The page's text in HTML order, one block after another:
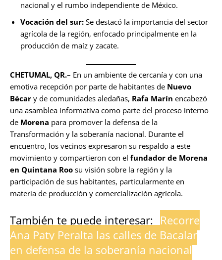
nacional y el rumbo independiente de México.
Vocación del sur: Se destacó la importancia del sector
agrícola de la región, enfocado principalmente en la
producción de maíz y zacate.
CHETUMAL, QR.– En un ambiente de cercanía y con una
emotiva recepción por parte de habitantes de Nuevo
Bécar y de comunidades aledañas, Rafa Marín encabezó
una asamblea informativa como parte del proceso interno
de Morena para promover la defensa de la
Transformación y la soberanía nacional. Durante el
encuentro, los vecinos expresaron su respaldo a este
movimiento y compartieron con el fundador de Morena
en Quintana Roo su visión sobre la región y la
participación de sus habitantes, particularmente en
materia de producción y comercialización agrícola.
También te puede interesar: Recorre
Ana Paty Peralta las calles de Bacalar
en defensa de la soberanía nacional